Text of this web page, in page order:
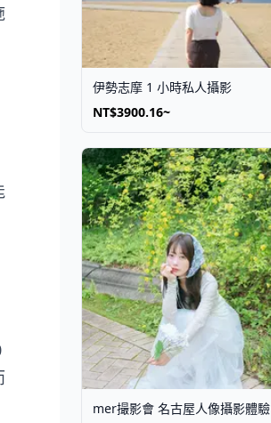
伊勢志摩 1 小時私人攝影
NT$3900.16~
mer撮影會 名古屋人像攝影體驗